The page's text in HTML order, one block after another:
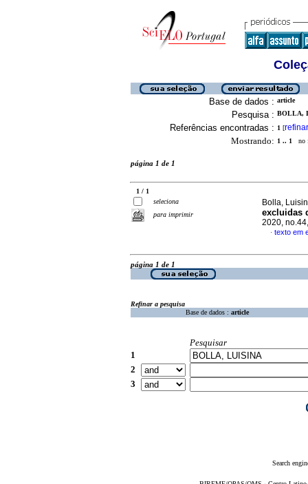
Base de dados : article
Pesquisa : BOLLA,
Referências encontradas : 1 [refinar
Mostrando: 1 .. 1 no
página 1 de 1
1 / 1
seleciona
para imprimir
Bolla,
excluidas
2020,
· texto em
página 1 de 1
Refinar a pesquisa
Base de dados : article
Pesquisar
1
2
3
Search